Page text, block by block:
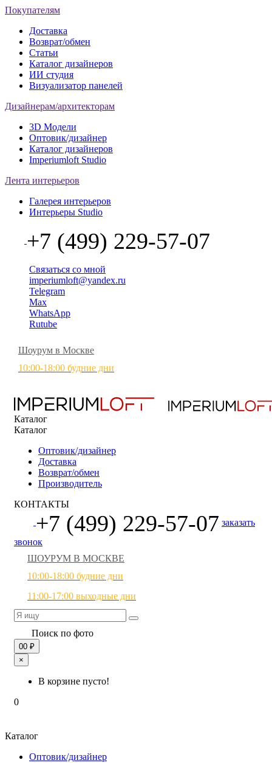
Покупателям
Доставка
Возврат/обмен
Статьи
Каталог дизайнеров
ИИ студия
Визуализатор панелей
Дизайнерам/архитекторам
3D Модели
Оптовик/дизайнер
Каталог дизайнеров
Imperiumloft Studio
Лента интерьеров
Галерея интерьеров
Интерьеры Studio
+7 (499) 229-57-07
Связаться со мной
imperiumloft@yandex.ru
Telegram
Max
WhatsApp
Rutube
Шоурум в Москве
10:00-18:00 будние дни
Каталог
Каталог
Оптовик/дизайнер
Доставка
Возврат/обмен
Производитель
КОНТАКТЫ
+7 (499) 229-57-07 заказать
звонок
ШОУРУМ В МОСКВЕ
10:00-18:00 будние дни
11:00-17:00 выходные дни
Поиск по фото
00 ₽
×
В корзине пусто!
0
Каталог
Оптовик/дизайнер